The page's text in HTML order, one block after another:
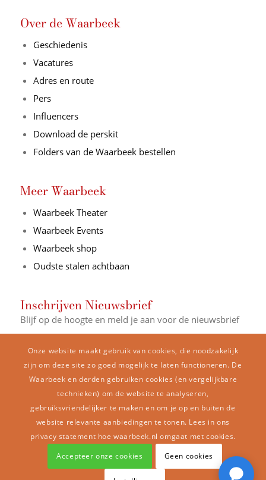
Over de Waarbeek
Geschiedenis
Vacatures
Adres en route
Pers
Influencers
Download de perskit
Folders van de Waarbeek bestellen
Meer Waarbeek
Waarbeek Theater
Waarbeek Events
Waarbeek shop
Oudste stalen achtbaan
Inschrijven Nieuwsbrief
Blijf op de hoogte en meld je aan voor de nieuwsbrief
Naam
Onze website maakt gebruik van cookies, die noodzakelijk
zijn om deze site zo goed mogelijk te laten functioneren. De
Waarbeek en derden gebruiken cookies (en vergelijkbare
technieken) om de website te analyseren,
gebruiksvriendelijker te maken en om je op en buiten de
website relevante aanbiedingen te tonen. Lees in ons
privacy statement hoe waarbeek.nl omgaat met cookies.
Accepteer onze cookies
Geen cookies